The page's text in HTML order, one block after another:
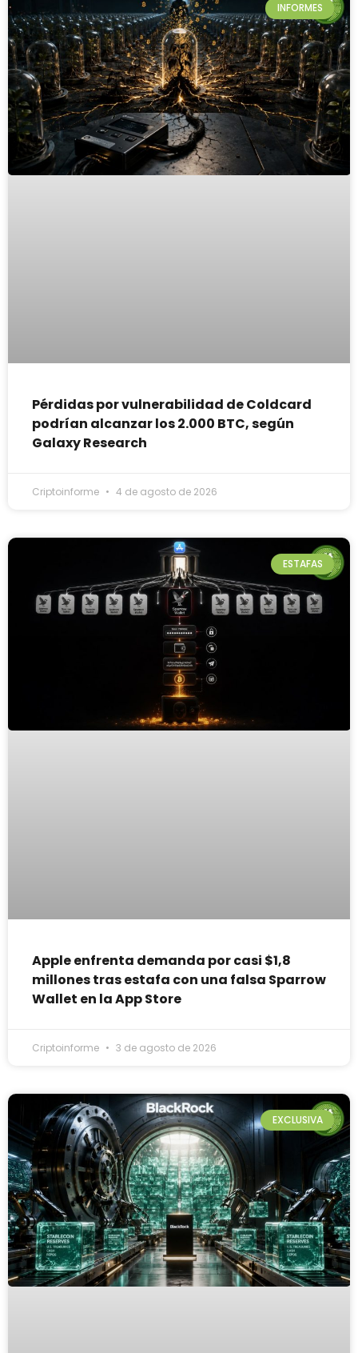
INFORMES
Pérdidas por vulnerabilidad de Coldcard
podrían alcanzar los 2.000 BTC, según
Galaxy Research
Criptoinforme 4 de agosto de 2026
ESTAFAS
Apple enfrenta demanda por casi $1,8
millones tras estafa con una falsa Sparrow
Wallet en la App Store
Criptoinforme 3 de agosto de 2026
EXCLUSIVA